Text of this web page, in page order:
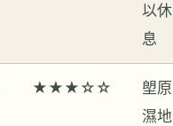
以休
息
★★★☆☆
塱原
濕地